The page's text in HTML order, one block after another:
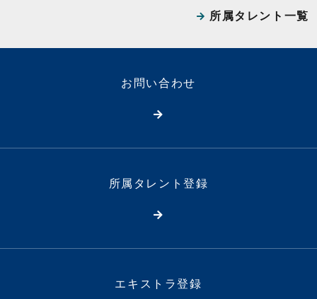
所属タレント一覧
お問い合わせ
所属タレント登録
エキストラ登録